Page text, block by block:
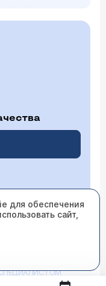
НЕОБХОДИМО
для обеспечения
сайт,